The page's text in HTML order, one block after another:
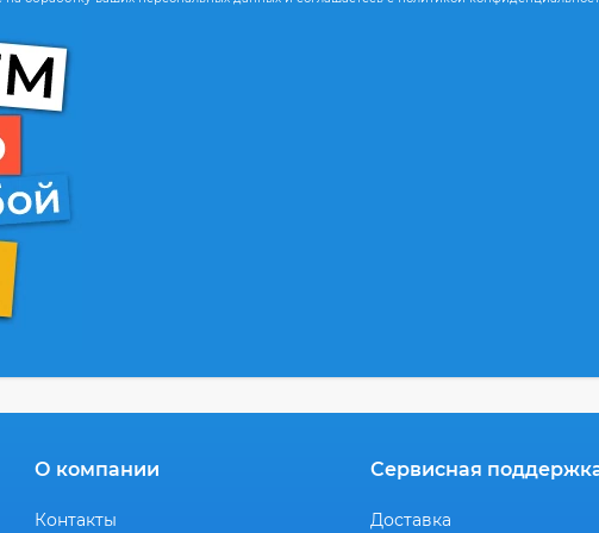
О компании
Контакты
Сервисная
Доставка